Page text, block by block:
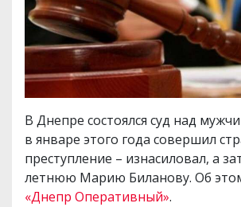
В Днепре состоялся суд над
в январе этого года совершил
преступление – изнасиловал, а
летнюю Марию Биланову. Об
«Днепр Оперативный».